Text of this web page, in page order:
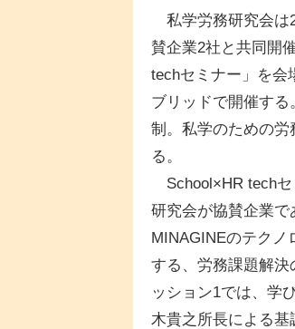
私学労務研究会は
賛企業2社と共同開
techセミナー」を会
ブリッドで開催す
制。私学のための
る。
School×HR techセ
研究会が協賛企業で
MINAGINEのテクノ
する、労務課題解決
ッション1では、学
木貴之所長による